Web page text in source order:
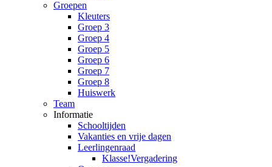
Groepen
Kleuters
Groep 3
Groep 4
Groep 5
Groep 6
Groep 7
Groep 8
Huiswerk
Team
Informatie
Schooltijden
Vakanties en vrije dagen
Leerlingenraad
Klasse!Vergadering